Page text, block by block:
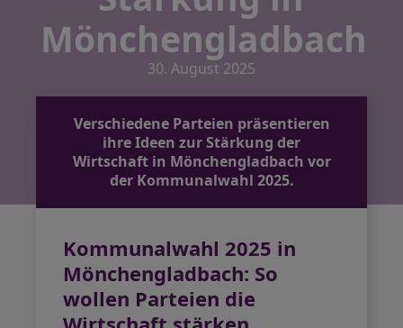
Mönchengladbach
30. August 2025
Verschiedene Parteien präsentieren
ihre Ideen zur Stärkung der
Wirtschaft in Mönchengladbach vor
der Kommunalwahl 2025.
Kommunalwahl 2025 in
Mönchengladbach: So
wollen Parteien die